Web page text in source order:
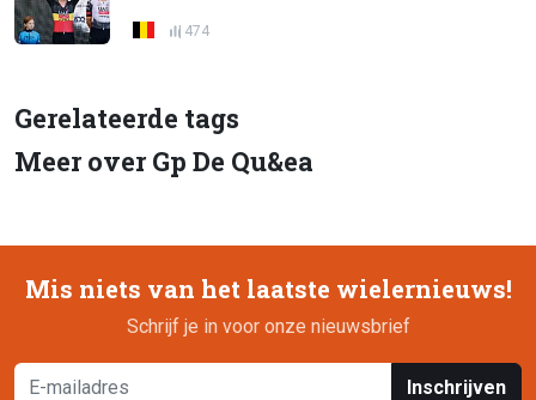
474
Gerelateerde tags
Meer over Gp De Qu&ea
Mis niets van het laatste wielernieuws!
Schrijf je in voor onze nieuwsbrief
Inschrijven